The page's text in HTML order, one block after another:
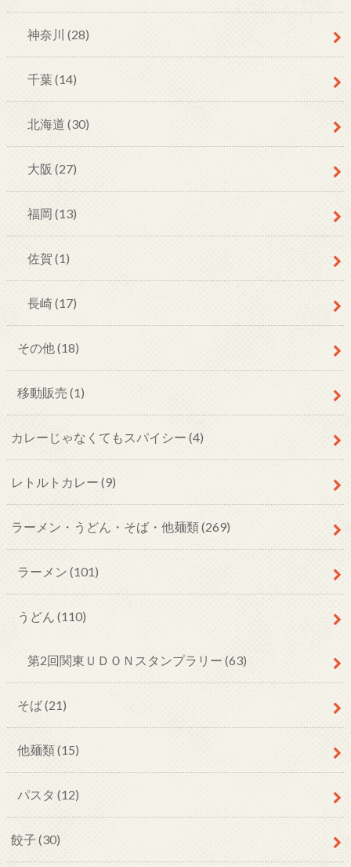
神奈川 (28)
千葉(14)
北海道 (30)
大阪 (27)
福岡 (13)
佐賀 (1)
長崎(17)
その他(18)
移動販売 (1)
カレーじゃなくてもスパイシー (4)
レトルトカレー (9)
ラーメン・うどん・そば・他麺類(269)
ラーメン (101)
うどん (110)
第2回関東ＵＤＯＮスタンプラリー (63)
そば(21)
他麺類(15)
パスタ (12)
餃子 (30)